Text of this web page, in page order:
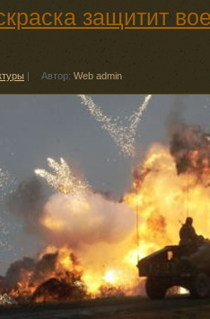
защитит
| Автор: Web admin